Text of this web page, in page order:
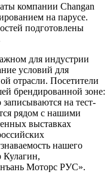
компании Changan
на парусе.
подготовлены
для индустрии
условий для
отрасли. Посетители
брендированной зоне:
на тест-
рядом с нашими
выставках
нашего
Кулагин,
Моторс РУС».